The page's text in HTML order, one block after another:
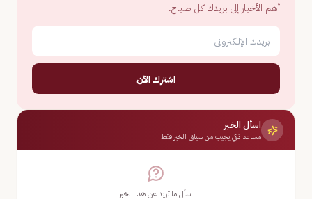
أهم الأخبار إلى بريدك كل صباح.
اشترك الآن
اسأل الخبر
مساعد ذكي يجيب من سياق الخبر فقط
اسأل ما تريد عن هذا الخبر